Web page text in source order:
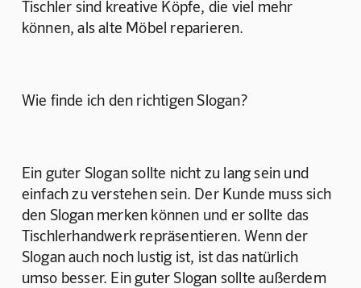
Tischler sind kreative Köpfe, die viel mehr
können, als alte Möbel reparieren.
Wie finde ich den richtigen Slogan?
Ein guter Slogan sollte nicht zu lang sein und
einfach zu verstehen sein. Der Kunde muss sich
den Slogan merken können und er sollte das
Tischlerhandwerk repräsentieren. Wenn der
Slogan auch noch lustig ist, ist das natürlich
umso besser. Ein guter Slogan sollte außerdem